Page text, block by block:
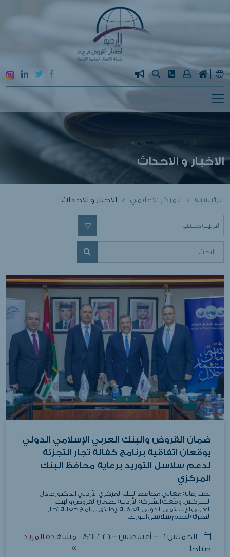
الاخبار و الاحداث
الرئيسية المركز الاعلامي الاخبار و الاحداث
ضمان القروض والبنك العربي الإسلامي الدولي
يوقعان اتفاقية برنامج كفالة تجار التجزئة
لدعم سلاسل التوريد برعاية محافظ البنك
المركزي
تحت رعاية معالي محافظ البنك المركزي الأردني الدكتور عادل
الشركس، وقّعت الشركة الأردنية لضمان القروض والبنك
العربي الإسلامي الدولي اتفاقية لإطلاق برنامج كفالة تجار
التجزئة لدعم سلاسل التوريد،
الخميس ٠٦ - أغسطس - ٢٠٢٦ ٠٨:٢٤
صباحاً
مشاهدة المزيد